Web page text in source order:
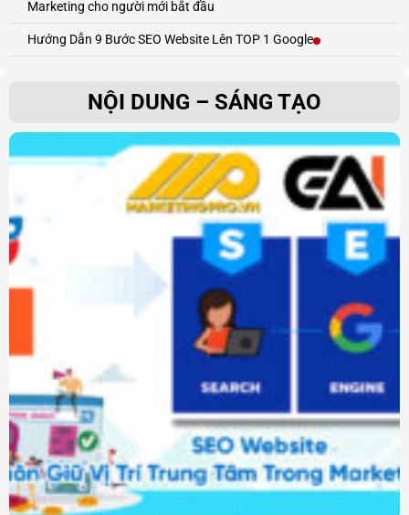
Marketing cho người mới bắt đầu
Hướng Dẫn 9 Bước SEO Website Lên TOP 1 Google
NỘI DUNG – SÁNG TẠO